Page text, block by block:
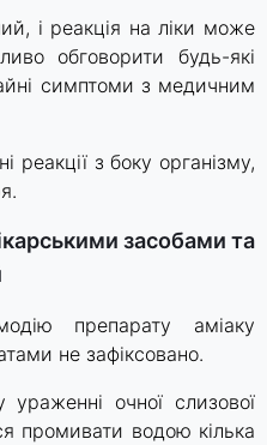
і реакція на ліки може
обговорити будь-які
симптоми з медичним
з боку організму,
препарату аміаку
не зафіксовано.
очної слизової
промивати водою кілька